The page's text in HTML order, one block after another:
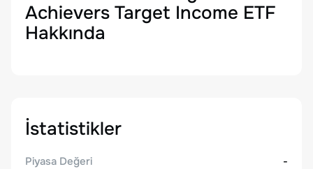
Achievers Target Income ETF
Hakkında
İstatistikler
Piyasa Değeri
-